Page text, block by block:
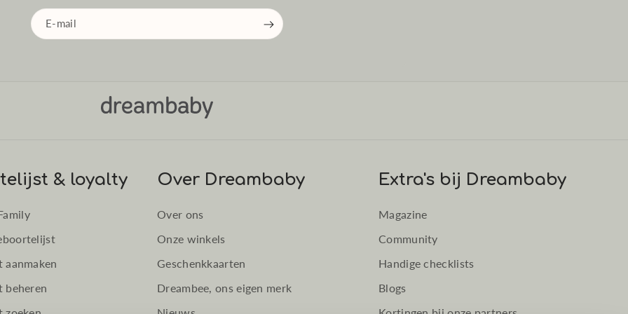
E‑mail
& loyalty
beheren
Over Dreambaby
Over ons
Onze winkels
Geschenkkaarten
Dreambee, ons eigen merk
Extra's bij Dreambaby
Magazine
Community
Handige checklists
Blogs